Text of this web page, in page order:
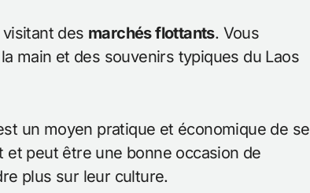
des marchés flottants. Vous
main et des souvenirs typiques du Laos
un moyen pratique et économique de se
et peut être une bonne occasion de
plus sur leur culture.